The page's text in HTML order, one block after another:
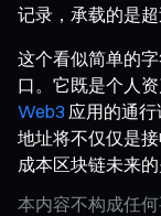
记录，承载的是超
这个看似简单的
口。它既是个人
Web3 应用的通
地址将不仅仅是
成本区块链未来的
本内容不构成任